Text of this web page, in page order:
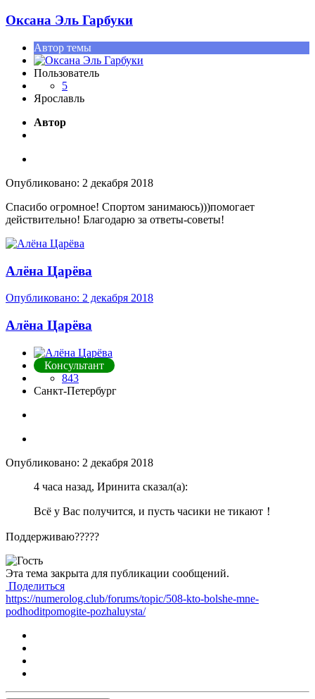
Оксана Эль Гарбуки
Автор темы
Пользователь
5
Ярославль
Автор
Опубликовано: 2 декабря 2018
Спасибо огромное! Спортом занимаюсь)))помогает
действительно! Благодарю за ответы-советы!
Алёна Царёва
Опубликовано: 2 декабря 2018
Алёна Царёва
Консультант
843
Санкт-Петербург
Опубликовано: 2 декабря 2018
4 часа назад, Иринита сказал(а):
Всё у Вас получится, и пусть часики не тикают ！
Поддерживаю?????
Эта тема закрыта для публикации сообщений.
Поделиться
https://numerolog.club/forums/topic/508-kto-bolshe-mne-
podhoditpomogite-pozhaluysta/